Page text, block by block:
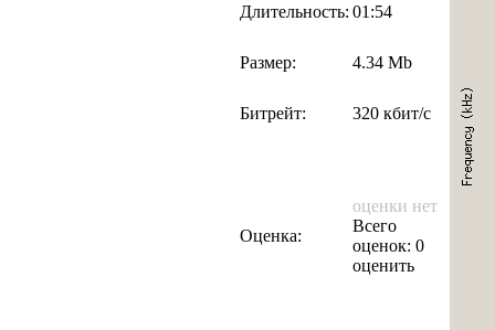
Длительность: 01:54
Размер: 4.34 Mb
Битрейт: 320 кбит/с
Оценка:
оценки нет
Всего
оценок: 0
оценить